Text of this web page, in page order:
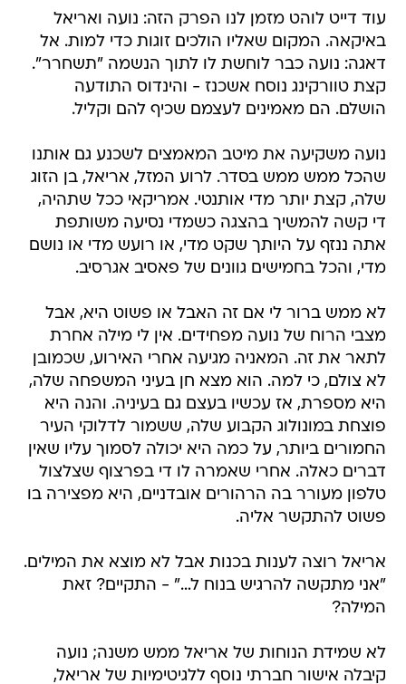
עוד דייט לוהט מזמן לנו הפרק הזה: נועה ואריאל
באיקאה. המקום שאליו הולכים זוגות כדי למות. אל
דאגה: נועה כבר לוחשת לו לתוך הנשמה "תשחרר".
קצת טוורקינג נוסח אשכנז - והינדוס התודעה
הושלם. הם מאמינים לעצמם שכיף להם וקליל.
נועה משקיעה את מיטב המאמצים לשכנע גם אותנו
שהכל ממש ממש בסדר. לרוע המזל, אריאל, בן הזוג
שלה, קצת יותר מדי אותנטי. אמריקאי ככל שתהיה,
די קשה להמשיך בהצגה כשמדי נסיעה משותפת
אתה ננזף על היותך שקט מדי, או רועש מדי או נושם
מדי, והכל בחמישים גוונים של פאסיב אגרסיב.
לא ממש ברור לי אם זה האבל או פשוט היא, אבל
מצבי הרוח של נועה מפחידים. אין לי מילה אחרת
לתאר את זה. המאניה מגיעה אחרי האירוע, שכמובן
לא צולם, כי למה. הוא מצא חן בעיני המשפחה שלה,
היא מספרת, אז עכשיו בעצם גם בעיניה. והנה היא
פוצחת במונולוג הקבוע שלה, ששמור לדלוקי העיר
החמורים ביותר, על כמה היא יכולה לסמוך עליו שאין
דברים כאלה. אחרי שאמרה לו די בפרצוף שצלצול
טלפון מעורר בה הרהורים אובדניים, היא מפצירה בו
פשוט להתקשר אליה.
אריאל רוצה לענות בכנות אבל לא מוצא את המילים.
"אני מתקשה להרגיש בנוח ל…" - התקיים? זאת
המילה?
לא שמידת הנוחות של אריאל ממש משנה; נועה
קיבלה אישור חברתי נוסף ללגיטימיות של אריאל,